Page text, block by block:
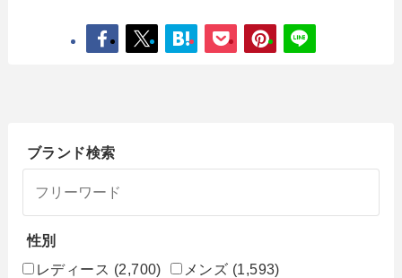
ブランド検索
性別
レディース (2,700) メンズ (1,593)